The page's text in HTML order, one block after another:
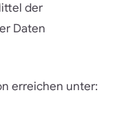
der
Daten
erreichen unter: